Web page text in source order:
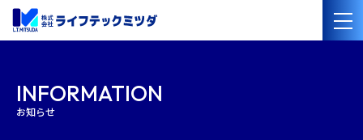
会社案内
経営理念
INFORMATION
お知らせ